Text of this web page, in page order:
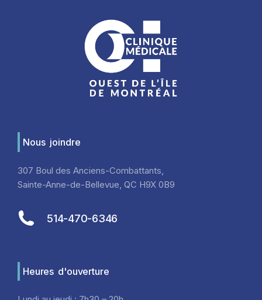
Nous joindre
307 Boul des Anciens-Combattants,
Sainte-Anne-de-Bellevue, QC H9X 0B9
514-470-6346
Heures d'ouverture